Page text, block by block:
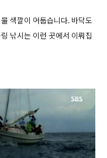
색깔이 어둡습니다. 바닥도
낚시는 이런 곳에서 이뤄집